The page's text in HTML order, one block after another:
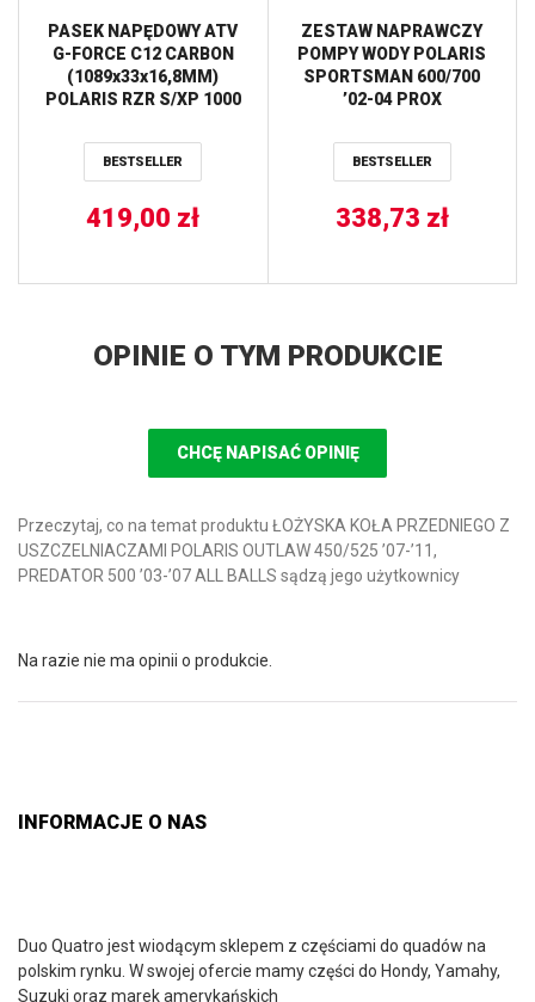
PASEK NAPĘDOWY ATV
G-FORCE C12 CARBON
(1089x33x16,8MM)
POLARIS RZR S/XP 1000
BESTSELLER
419,00 zł
ZESTAW NAPRAWCZY
POMPY WODY POLARIS
SPORTSMAN 600/700
’02-04 PROX
BESTSELLER
338,73 zł
OPINIE O TYM PRODUKCIE
CHCĘ NAPISAĆ OPINIĘ
Przeczytaj, co na temat produktu ŁOŻYSKA KOŁA PRZEDNIEGO Z
USZCZELNIACZAMI POLARIS OUTLAW 450/525 ’07-’11,
PREDATOR 500 ’03-’07 ALL BALLS sądzą jego użytkownicy
Na razie nie ma opinii o produkcie.
INFORMACJE O NAS
Duo Quatro jest wiodącym sklepem z częściami do quadów na
polskim rynku. W swojej ofercie mamy części do Hondy, Yamahy,
Suzuki oraz marek amerykańskich